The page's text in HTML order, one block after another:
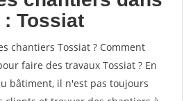
Tossiat
chantiers Tossiat ? Comment
faire des travaux Tossiat ? En
bâtiment, il n'est pas toujours